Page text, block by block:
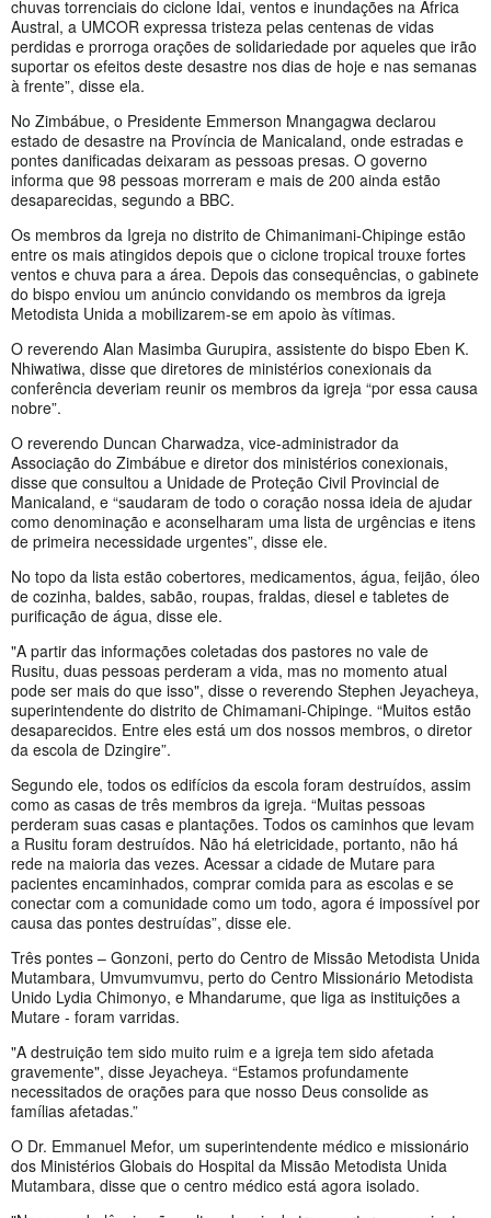
chuvas torrenciais do ciclone Idai, ventos e inundações na África
Austral, a UMCOR expressa tristeza pelas centenas de vidas
perdidas e prorroga orações de solidariedade por aqueles que irão
suportar os efeitos deste desastre nos dias de hoje e nas semanas
à frente”, disse ela.
No Zimbábue, o Presidente Emmerson Mnangagwa declarou
estado de desastre na Província de Manicaland, onde estradas e
pontes danificadas deixaram as pessoas presas. O governo
informa que 98 pessoas morreram e mais de 200 ainda estão
desaparecidas, segundo a BBC.
Os membros da Igreja no distrito de Chimanimani-Chipinge estão
entre os mais atingidos depois que o ciclone tropical trouxe fortes
ventos e chuva para a área. Depois das consequências, o gabinete
do bispo enviou um anúncio convidando os membros da igreja
Metodista Unida a mobilizarem-se em apoio às vítimas.
O reverendo Alan Masimba Gurupira, assistente do bispo Eben K.
Nhiwatiwa, disse que diretores de ministérios conexionais da
conferência deveriam reunir os membros da igreja “por essa causa
nobre”.
O reverendo Duncan Charwadza, vice-administrador da
Associação do Zimbábue e diretor dos ministérios conexionais,
disse que consultou a Unidade de Proteção Civil Provincial de
Manicaland, e “saudaram de todo o coração nossa ideia de ajudar
como denominação e aconselharam uma lista de urgências e itens
de primeira necessidade urgentes”, disse ele.
No topo da lista estão cobertores, medicamentos, água, feijão, óleo
de cozinha, baldes, sabão, roupas, fraldas, diesel e tabletes de
purificação de água, disse ele.
"A partir das informações coletadas dos pastores no vale de
Rusitu, duas pessoas perderam a vida, mas no momento atual
pode ser mais do que isso", disse o reverendo Stephen Jeyacheya,
superintendente do distrito de Chimamani-Chipinge. “Muitos estão
desaparecidos. Entre eles está um dos nossos membros, o diretor
da escola de Dzingire”.
Segundo ele, todos os edifícios da escola foram destruídos, assim
como as casas de três membros da igreja. “Muitas pessoas
perderam suas casas e plantações. Todos os caminhos que levam
a Rusitu foram destruídos. Não há eletricidade, portanto, não há
rede na maioria das vezes. Acessar a cidade de Mutare para
pacientes encaminhados, comprar comida para as escolas e se
conectar com a comunidade como um todo, agora é impossível por
causa das pontes destruídas”, disse ele.
Três pontes – Gonzoni, perto do Centro de Missão Metodista Unida
Mutambara, Umvumvumvu, perto do Centro Missionário Metodista
Unido Lydia Chimonyo, e Mhandarume, que liga as instituições a
Mutare - foram varridas.
"A destruição tem sido muito ruim e a igreja tem sido afetada
gravemente", disse Jeyacheya. “Estamos profundamente
necessitados de orações para que nosso Deus consolide as
famílias afetadas.”
O Dr. Emmanuel Mefor, um superintendente médico e missionário
dos Ministérios Globais do Hospital da Missão Metodista Unida
Mutambara, disse que o centro médico está agora isolado.